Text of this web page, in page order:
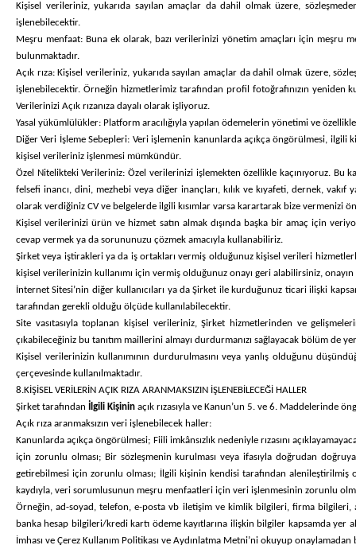
Kişisel verileriniz, yukarıda sayılan amaçlar da dahil olmak üzere,
işlenebilecektir.
Meşru menfaat: Buna ek olarak, bazı verilerinizi yönetim amaçları için meşru
bulunmaktadır.
Açık rıza:Kişisel verileriniz, yukarıda sayılan amaçlar da dahil olmak üzere,
işlenebilecektir. Örneğin hizmetlerimiz tarafından profil fotoğrafınızın
Verilerinizi Açık rızanıza dayalı olarak işliyoruz.
Yasal yükümlülükler: Platform aracılığıyla yapılan ödemelerin yönetimi ve
Diğer Veri İşleme Sebepleri: Veri işlemenin kanunlarda açıkça öngörülmesi, ilgili
kişisel verileriniz işlenmesi mümkündür.
Özel Nitelikteki Verileriniz: Özel verilerinizi işlemekten özellikle kaçınıyoruz. Bu
felsefi inancı, dini, mezhebi veya diğer inançları, kılık ve kıyafeti, dernek,
olarak verdiğiniz CV ve belgelerde ilgili kısımlar varsa karartarak bize vermenizi
Kişisel verilerinizi ürün ve hizmet satın almak dışında başka bir amaç için
cevap vermek ya da sorununuzu çözmek amacıyla kullanabiliriz.
Şirket veya iştirakleri ya da iş ortakları vermiş olduğunuz kişisel verileri
kişisel verilerinizin kullanımı için vermiş olduğunuz onayı geri alabilirsiniz,
İnternet Sitesi’nin diğer kullanıcıları ya da Şirket ile kurduğunuz ticari ilişki
tarafından gerekli olduğu ölçüde kullanılabilecektir.
Site vasıtasıyla toplanan kişisel verileriniz, Şirket hizmetlerinden ve
çıkabileceğiniz bu tanıtım maillerini almayı durdurmanızı sağlayacak bölüm de
Kişisel verilerinizin kullanımının durdurulmasını veya yanlış olduğunu
çerçevesinde kullanılmaktadır.
8.KİŞİSEL VERİLERİN AÇIK RIZA ARANMAKSIZIN İŞLENEBİLECEĞİ HALLER
Şirket tarafından
İlgili Kişinin açık rızasıyla ve Kanun’un 5. ve 6. Maddelerinde
Açık rıza aranmaksızın veri işlenebilecek haller:
Kanunlarda açıkça öngörülmesi; Fiili imkânsızlık nedeniyle rızasını
için zorunlu olması; Bir sözleşmenin kurulması veya ifasıyla doğrudan
getirebilmesi için zorunlu olması; İlgili kişinin kendisi tarafından alenileştirilmiş
kaydıyla, veri sorumlusunun meşru menfaatleri için veri işlenmesinin zorunlu
Örneğin, ad-soyad, telefon, e-posta vb iletişim ve kimlik bilgileri, firma bilgileri,
banka hesap bilgileri/kredi kartı ödeme kayıtlarına ilişkin bilgiler kapsamda yer
İmhası ve Çerez Kullanım Politikası ve Aydınlatma Metni’ni okuyup onaylamadan